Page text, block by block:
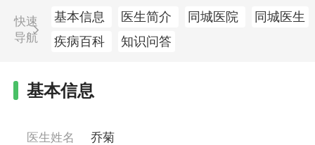
快速
导航
基本信息 医生简介 同城医院
同城医生
疾病百科
知识问答
基本信息
医生姓名 乔菊